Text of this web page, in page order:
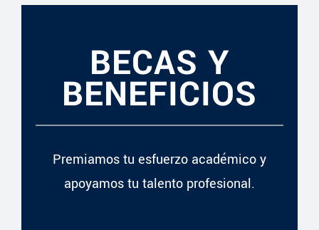
BECAS Y
BENEFICIOS
Premiamos tu esfuerzo académico y
apoyamos tu talento profesional.